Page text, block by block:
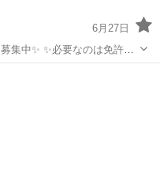
6月27日
のは免許と